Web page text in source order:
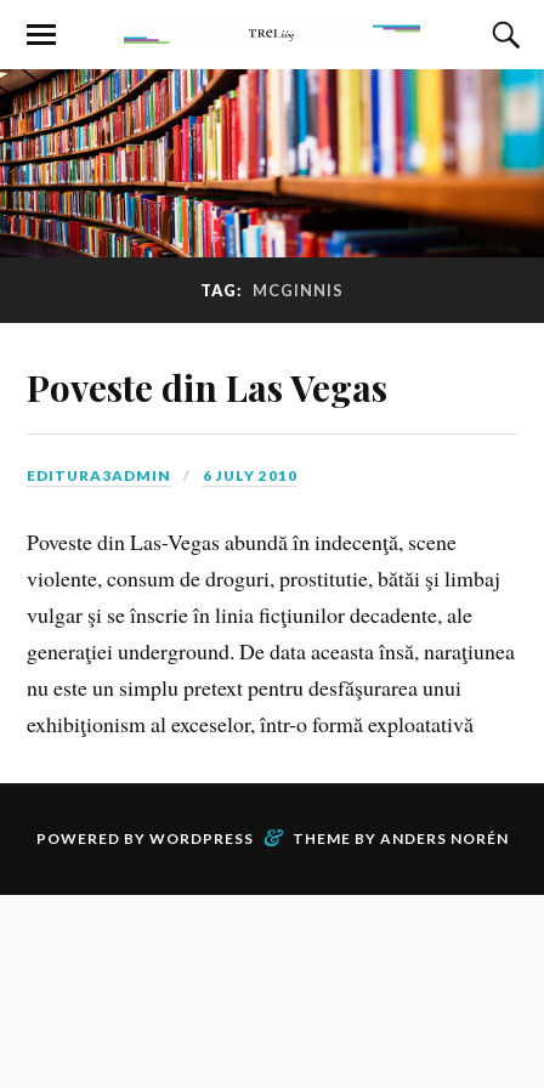
TAG: MCGINNIS
Poveste din Las Vegas
EDITURA3ADMIN 6 JULY 2010
Poveste din Las-Vegas abundă în indecenţă, scene
violente, consum de droguri, prostitutie, bătăi şi limbaj
vulgar şi se înscrie în linia ficţiunilor decadente, ale
generaţiei underground. De data aceasta însă, naraţiunea
nu este un simplu pretext pentru desfăşurarea unui
exhibiţionism al exceselor, într-o formă exploatativă
POWERED BY WORDPRESS & THEME BY ANDERS NORÉN